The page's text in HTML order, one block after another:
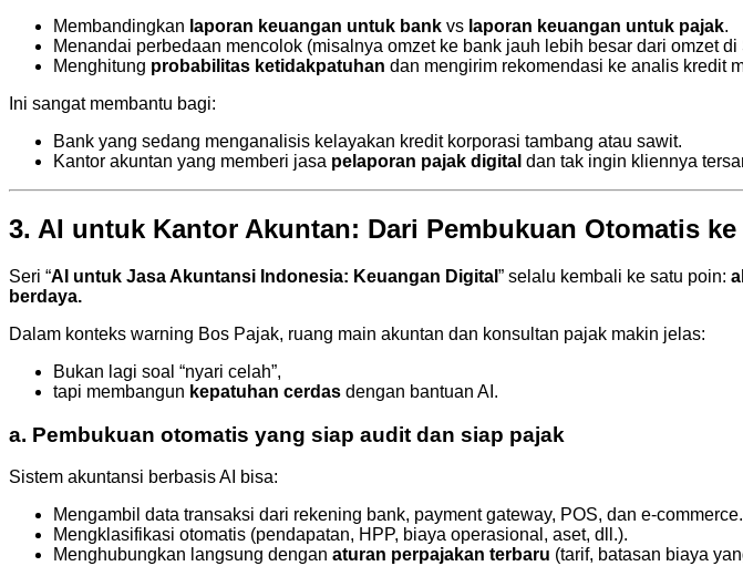
Membandingkan laporan keuangan untuk bank vs laporan keuangan untuk pajak.
Menandai perbedaan mencolok (misalnya omzet ke bank jauh lebih besar dari omzet di
Menghitung probabilitas ketidakpatuhan dan mengirim rekomendasi ke analis kredit
Ini sangat membantu bagi:
Bank yang sedang menganalisis kelayakan kredit korporasi tambang atau sawit.
Kantor akuntan yang memberi jasa pelaporan pajak digital dan tak ingin kliennya
3. AI untuk Kantor Akuntan: Dari Pembukuan Otomatis
Seri “AI untuk Jasa Akuntansi Indonesia: Keuangan Digital ” selalu kembali ke satu poin:
berdaya.
Dalam konteks warning Bos Pajak, ruang main akuntan dan konsultan pajak makin jelas:
Bukan lagi soal “nyari celah”,
tapi membangun kepatuhan cerdas dengan bantuan AI.
a. Pembukuan otomatis yang siap audit dan siap pajak
Sistem akuntansi berbasis AI bisa:
Mengambil data transaksi dari rekening bank, payment gateway, POS, dan e-commerce.
Mengklasifikasi otomatis (pendapatan, HPP, biaya operasional, aset, dll.).
Menghubungkan langsung dengan aturan perpajakan terbaru (tarif, batasan biaya